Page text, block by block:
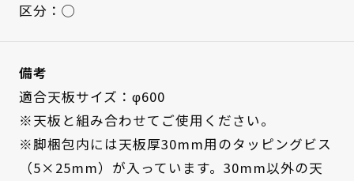
区分：◯
備考
適合天板サイズ：φ600
※天板と組み合わせてご使用ください。
※脚梱包内には天板厚30mm用のタッピングビス
（5×25mm）が入っています。30mm以外の天